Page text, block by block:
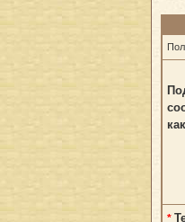
как
*